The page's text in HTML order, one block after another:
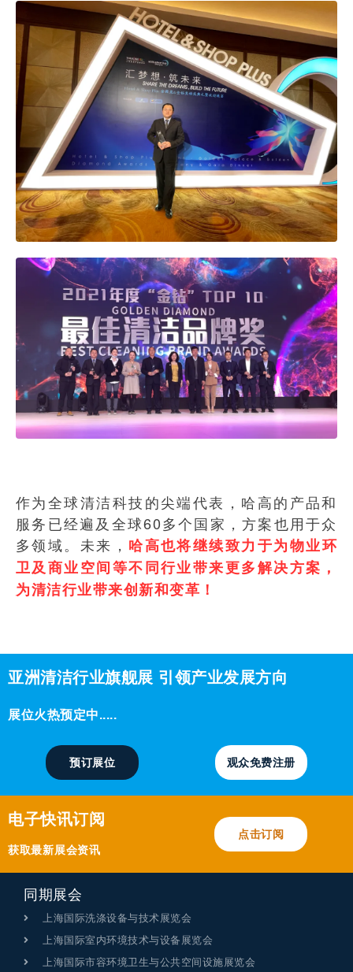
作为全球清洁科技的尖端代表，哈高的产品和
服务已经遍及全球60多个国家，方案也用于众
多领域。未来， 哈高也将继续致力于为物业环
卫及商业空间等不同行业带来更多解决方案，
为清洁行业带来创新和变革！
亚洲清洁行业旗舰展 引领产业发展方向
展位火热预定中.....
预订展位 观众免费注册
电子快讯订阅
获取最新展会资讯
点击订阅
同期展会
上海国际洗涤设备与技术展览会
上海国际室内环境技术与设备展览会
上海国际市容环境卫生与公共空间设施展览会